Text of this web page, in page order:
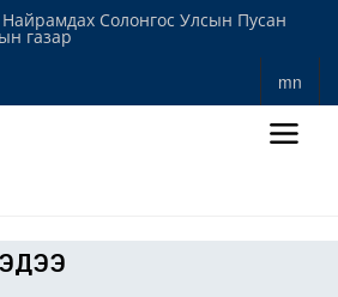
Солонгос Улсын Пусан
газар
mn